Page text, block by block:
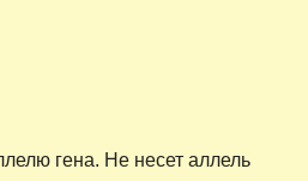
гена. Не несет аллель